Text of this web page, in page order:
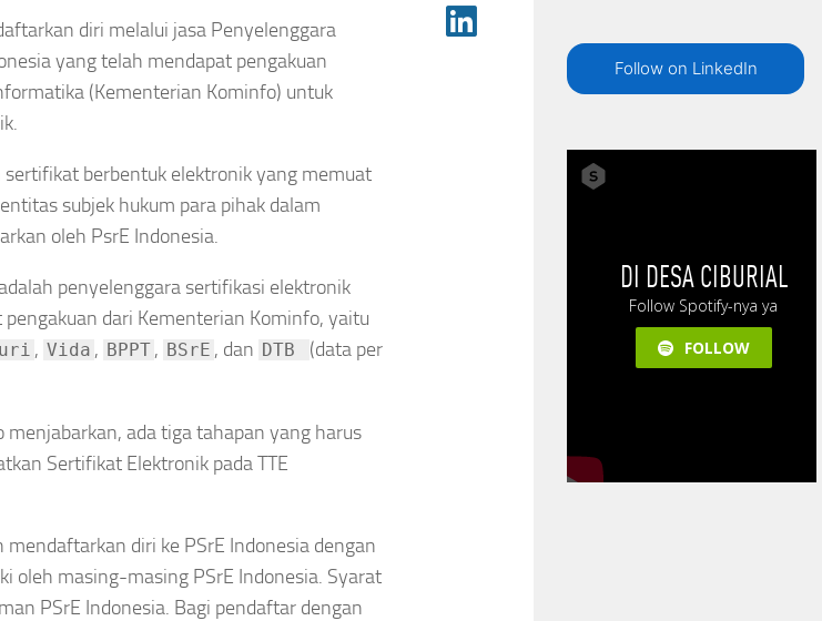
diri melalui jasa Penyelenggara
yang telah mendapat pengakuan
(Kementerian Kominfo) untuk
berbentuk elektronik yang memuat
subjek hukum para pihak dalam
oleh PsrE Indonesia.
penyelenggara sertifikasi elektronik
dari Kementerian Kominfo, yaitu
, Vida , BPPT , BSrE , dan DTB
(data per
ada tiga tahapan yang harus
Sertifikat Elektronik pada TTE
diri ke PSrE Indonesia dengan
oleh masing-masing PSrE Indonesia. Syarat
PSrE Indonesia. Bagi pendaftar dengan
Follow on LinkedIn